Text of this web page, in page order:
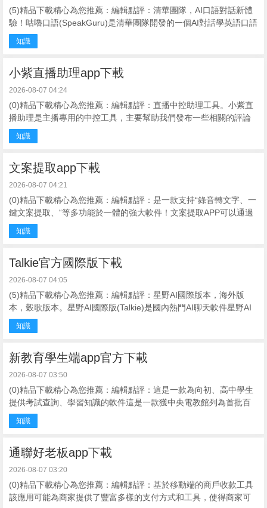
(5)精品下載精心為您推薦：編輯點評：清華團隊，AI口語對話新體
驗！咕嚕口語(SpeakGuru)是清華團隊開發的一個AI對話學英語口語
的軟件，這是一款利用AI技術打造的英語口語軟件，幫助用戶提升
英語 ...
知識
小紫直播助理app下載
2026-08-07 04:24
(0)精品下載精心為您推薦：編輯點評：直播中控助理工具。小紫直
播助理是主播專用的中控工具，主要幫助我們發布一些相關的評論
和彈幕內容，例如說是自動回複一些關鍵詞和評論，又或者是自動
彈窗一些商品讓用戶進行 ...
知識
文案提取app下載
2026-08-07 04:21
(0)精品下載精心為您推薦：編輯點評：是一款支持“錄音轉文字、一
鍵文案提取、“等多功能於一體的強大軟件！文案提取APP可以通過
多種方式提取文字，既可以通過圖片提取也可以通過語音輸入，是
一款非常方便的文 ...
知識
Talkie官方國際版下載
2026-08-07 04:05
(5)精品下載精心為您推薦：編輯點評：星野AI國際版本，海外版
本，穀歌版本。星野AI國際版(Talkie)是國內熱門AI聊天軟件星野AI
的海外版，國際版，穀歌版，此軟件在美國非常火爆，因為可以讓
你與各 ...
知識
新教育學生端app官方下載
2026-08-07 03:50
(0)精品下載精心為您推薦：編輯點評：這是一款為向初、高中學生
提供考試查詢、學習知識的軟件這是一款獲中央電教館列為首批百
所數字校園示範校建設項目學校重點推薦的資源平台。聚焦教師、
學生、家長三方需求，提 ...
知識
通聯好老板app下載
2026-08-07 03:20
(0)精品下載精心為您推薦：編輯點評：基於移動端的商戶收款工具
該應用可能為商家提供了豐富多樣的支付方式和工具，使得商家可